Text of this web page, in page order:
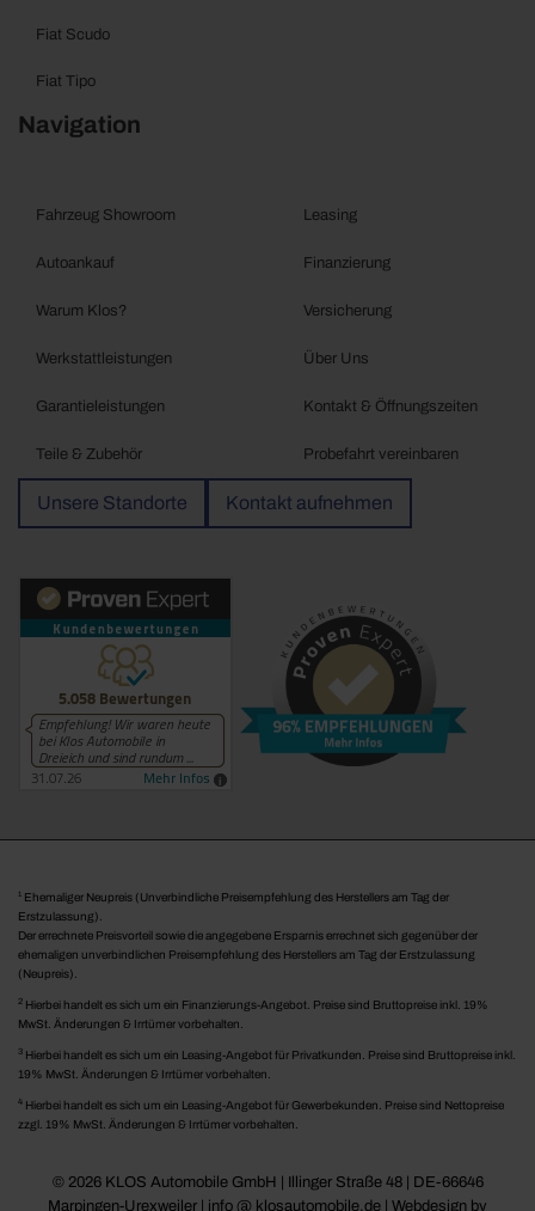
Fiat Scudo
Fiat Tipo
Navigation
Fahrzeug Showroom
Autoankauf
Warum Klos?
Werkstattleistungen
Garantieleistungen
Teile & Zubehör
Leasing
Finanzierung
Versicherung
Über Uns
Kontakt & Öffnungszeiten
Probefahrt vereinbaren
Unsere Standorte Kontakt aufnehmen
1 Ehemaliger Neupreis (Unverbindliche Preisempfehlung des Herstellers am Tag der
Erstzulassung).
Der errechnete Preisvorteil sowie die angegebene Ersparnis errechnet sich gegenüber der
ehemaligen unverbindlichen Preisempfehlung des Herstellers am Tag der Erstzulassung
(Neupreis).
2 Hierbei handelt es sich um ein Finanzierungs-Angebot. Preise sind Bruttopreise inkl. 19%
MwSt. Änderungen & Irrtümer vorbehalten.
3 Hierbei handelt es sich um ein Leasing-Angebot für Privatkunden. Preise sind Bruttopreise inkl.
19% MwSt. Änderungen & Irrtümer vorbehalten.
4 Hierbei handelt es sich um ein Leasing-Angebot für Gewerbekunden. Preise sind Nettopreise
zzgl. 19% MwSt. Änderungen & Irrtümer vorbehalten.
© 2026 KLOS Automobile GmbH | Illinger Straße 48 | DE-66646
Marpingen-Urexweiler | info @ klosautomobile.de | Webdesign by